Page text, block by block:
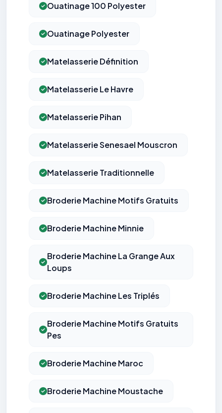
Ouatinage 100 Polyester
Ouatinage Polyester
Matelasserie Définition
Matelasserie Le Havre
Matelasserie Pihan
Matelasserie Senesael Mouscron
Matelasserie Traditionnelle
Broderie Machine Motifs Gratuits
Broderie Machine Minnie
Broderie Machine La Grange Aux
Loups
Broderie Machine Les Triplés
Broderie Machine Motifs Gratuits
Pes
Broderie Machine Maroc
Broderie Machine Moustache